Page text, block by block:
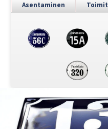
Asentaminen